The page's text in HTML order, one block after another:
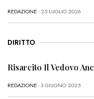
REDAZIONE- 25 LUGLIO 2026
DIRITTO
Risarcito Il Vedovo
REDAZIONE- 3 GIUGNO 2025